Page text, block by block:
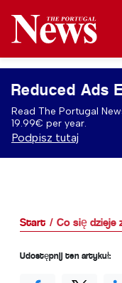
Reduced Ads
Read The Portugal
19.99€ per year.
Podpisz tutaj
Start Co się dzieje
Udostępnij ten artykuł: